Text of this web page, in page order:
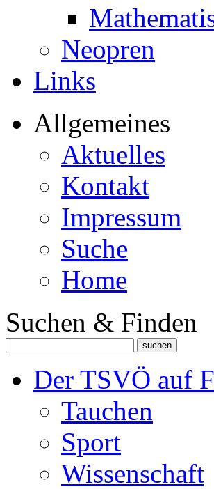
Neopren
Links
Allgemeines
Aktuelles
Kontakt
Impressum
Suche
Home
Suchen & Finden
Der TSVÖ auf
Tauchen
Sport
Wissenschaft